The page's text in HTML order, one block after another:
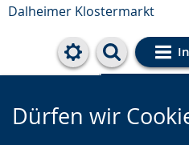
Dalheimer Klostermarkt
Cookie-
Dürfen wir